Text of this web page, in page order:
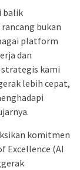
balik
bukan
platform
dan
strategis kami
lebih cepat,
komitmen
Excellence (AI